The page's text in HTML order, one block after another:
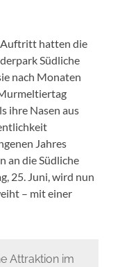
Auftritt hatten die
Südliche
nach Monaten
ihre Nasen aus
Jahres
an die Südliche
25. Juni, wird nun
– mit einer
Attraktion im